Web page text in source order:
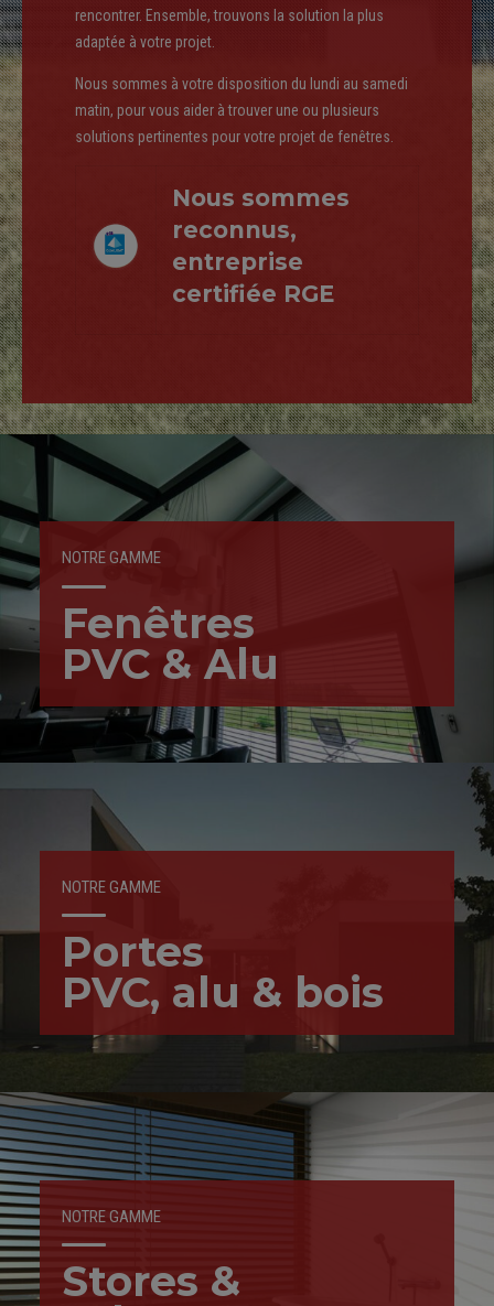
rencontrer. Ensemble, trouvons la solution la plus
adaptée à votre projet.
Nous sommes à votre disposition du lundi au samedi
matin, pour vous aider à trouver une ou plusieurs
solutions pertinentes pour votre projet de fenêtres.
Nous sommes
reconnus,
entreprise
certifiée RGE
NOTRE GAMME
Fenêtres
PVC & Alu
NOTRE GAMME
Portes
PVC, alu & bois
NOTRE GAMME
Stores &